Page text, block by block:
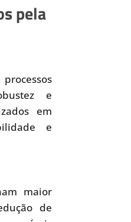
pela
e
em
e
maior
de